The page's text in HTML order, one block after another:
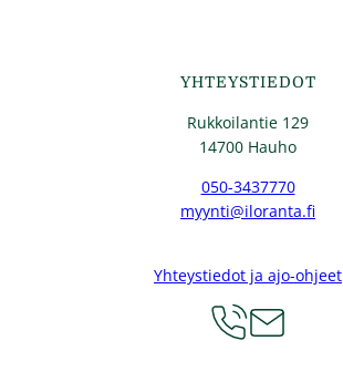
YHTEYSTIEDOT
Rukkoilantie 129
14700 Hauho
050-3437770
myynti@iloranta.fi
Yhteystiedot ja ajo-ohjeet